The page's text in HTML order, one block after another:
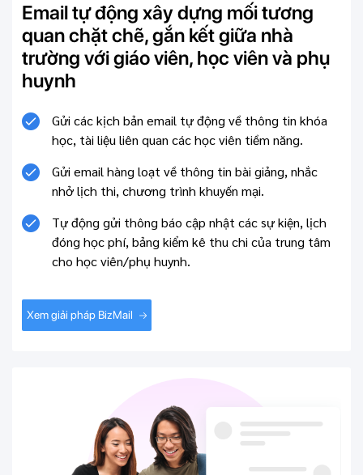
Email tự động xây dựng mối tương
quan chặt chẽ, gắn kết giữa nhà
trường với giáo viên, học viên và phụ
huynh
Gửi các kịch bản email tự động về thông tin khóa
học, tài liệu liên quan các học viên tiềm năng.
Gửi email hàng loạt về thông tin bài giảng, nhắc
nhở lịch thi, chương trình khuyến mại.
Tự động gửi thông báo cập nhật các sự kiện, lịch
đóng học phí, bảng kiểm kê thu chi của trung tâm
cho học viên/phụ huynh.
Xem giải pháp BizMail